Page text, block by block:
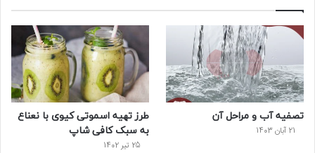
ب
ک
ی
ر
ت
ی
س
ت
ی
و
ب
پ
ر
س
تصفیه آب و مراحل آن
21 آبان 1403
طرز تهیه اسموتی کیوی با نعناع
به سبک کافی شاپ
25 تیر 1402